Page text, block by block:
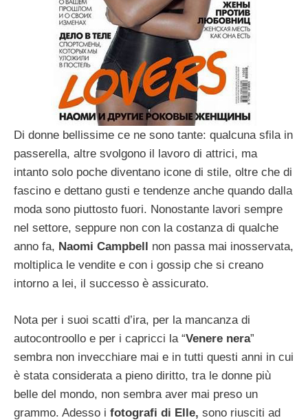
Di donne bellissime ce ne sono tante: qualcuna sfila in
passerella, altre svolgono il lavoro di attrici, ma
intanto solo poche diventano icone di stile, oltre che di
fascino e dettano gusti e tendenze anche quando dalla
moda sono piuttosto fuori. Nonostante lavori sempre
nel settore, seppure non con la costanza di qualche
anno fa, Naomi Campbell non passa mai inosservata,
moltiplica le vendite e con i gossip che si creano
intorno a lei, il successo è assicurato.
Nota per i suoi scatti d’ira, per la mancanza di
autocontroollo e per i capricci la “Venere nera”
sembra non invecchiare mai e in tutti questi anni in cui
è stata considerata a pieno diritto, tra le donne più
belle del mondo, non sembra aver mai preso un
grammo. Adesso i fotografi di Elle, sono riusciti ad